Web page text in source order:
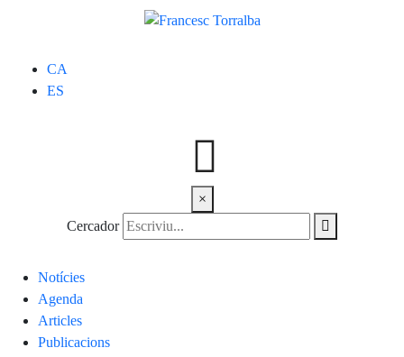
CA
ES
×
Cercador
Notícies
Agenda
Articles
Publicacions